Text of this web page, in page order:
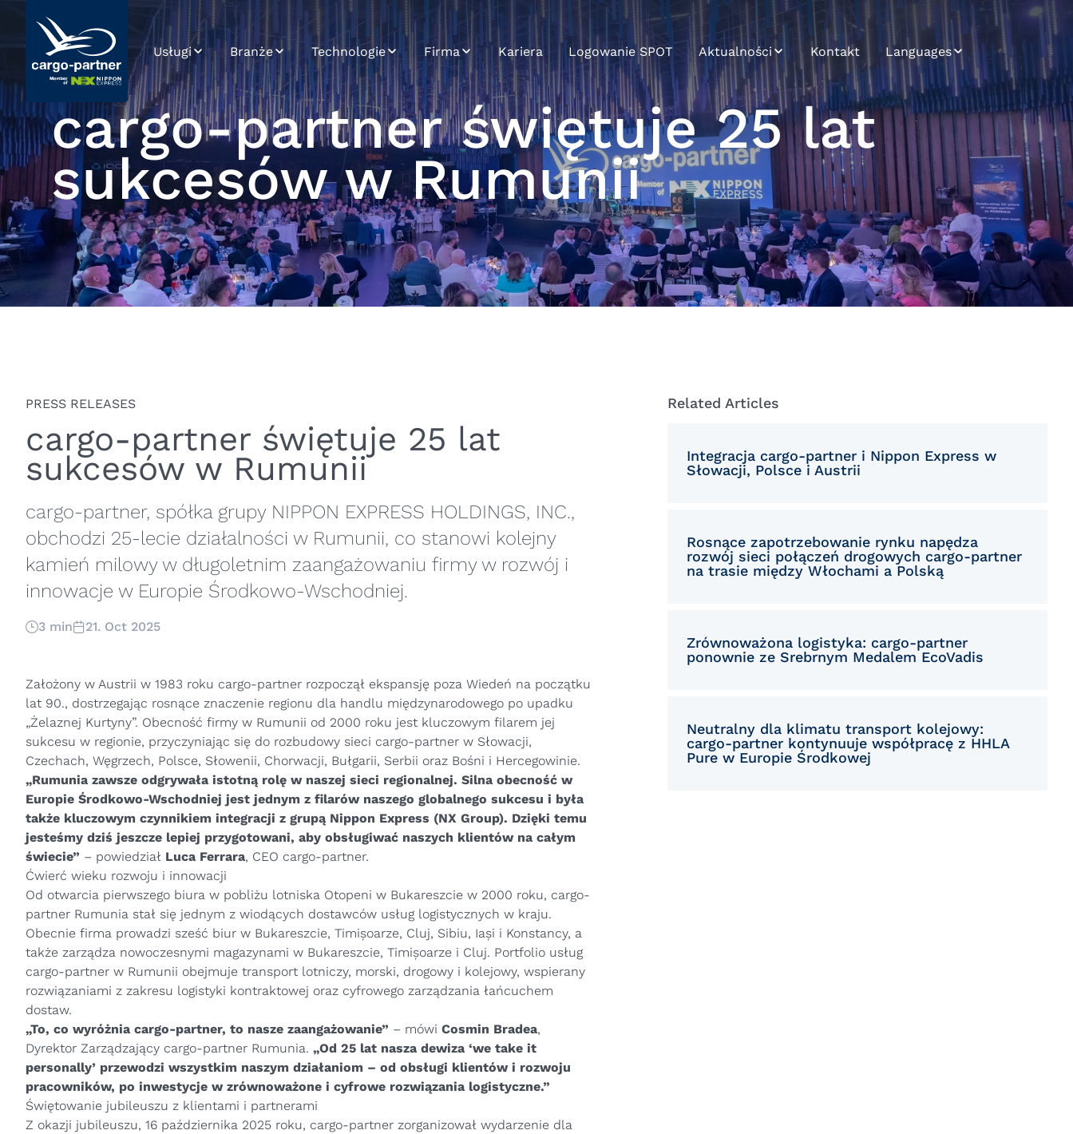
Usługi
Transport lotniczy
Transport morski
Transport drogowy
Transport kolejowy
Magazynowanie
Zarządzanie
łańcuchem dostaw
eCommerce
Branże
Automotive
Artykuły spożywcze
i łatwo psujące się
High-tech i
elektronika
Wyroby
farmaceutyczne i
medyczne
Moda i lifestyle
Technologie
SPOT
Integracja systemu
Road Carrier
Platform
Dane i analityka
Rozwój Aplikacji
Firma
Zrównoważony
rozwój
Profil
Historia
Misja, wizja i
wartości
Kariera Logowanie SPOT Aktualności
Aktualności
Trendletter
Kontakt Languages
Bosnian
Bulgarian
Croatian
Czech
English
German
Hungarian
Serbian
Slovenian
cargo-partner świętuje 25 lat
sukcesów w Rumunii
PRESS RELEASES
cargo-partner świętuje 25 lat
sukcesów w Rumunii
cargo-partner, spółka grupy NIPPON EXPRESS HOLDINGS, INC.,
obchodzi 25-lecie działalności w Rumunii, co stanowi kolejny
kamień milowy w długoletnim zaangażowaniu firmy w rozwój i
innowacje w Europie Środkowo-Wschodniej.
3 min 21. Oct 2025
Założony w Austrii w 1983 roku cargo-partner rozpoczął ekspansję poza Wiedeń na początku
lat 90., dostrzegając rosnące znaczenie regionu dla handlu międzynarodowego po upadku
„Żelaznej Kurtyny”. Obecność firmy w Rumunii od 2000 roku jest kluczowym filarem jej
sukcesu w regionie, przyczyniając się do rozbudowy sieci cargo-partner w Słowacji,
Czechach, Węgrzech, Polsce, Słowenii, Chorwacji, Bułgarii, Serbii oraz Bośni i Hercegowinie.
„Rumunia zawsze odgrywała istotną rolę w naszej sieci regionalnej. Silna obecność w
Europie Środkowo-Wschodniej jest jednym z filarów naszego globalnego sukcesu i była
także kluczowym czynnikiem integracji z grupą Nippon Express (NX Group). Dzięki temu
jesteśmy dziś jeszcze lepiej przygotowani, aby obsługiwać naszych klientów na całym
świecie” – powiedział Luca Ferrara, CEO cargo-partner.
Ćwierć wieku rozwoju i innowacji
Od otwarcia pierwszego biura w pobliżu lotniska Otopeni w Bukareszcie w 2000 roku, cargo-
partner Rumunia stał się jednym z wiodących dostawców usług logistycznych w kraju.
Obecnie firma prowadzi sześć biur w Bukareszcie, Timișoarze, Cluj, Sibiu, Iași i Konstancy, a
także zarządza nowoczesnymi magazynami w Bukareszcie, Timișoarze i Cluj. Portfolio usług
cargo-partner w Rumunii obejmuje transport lotniczy, morski, drogowy i kolejowy, wspierany
rozwiązaniami z zakresu logistyki kontraktowej oraz cyfrowego zarządzania łańcuchem
dostaw.
„To, co wyróżnia cargo-partner, to nasze zaangażowanie” – mówi Cosmin Bradea,
Dyrektor Zarządzający cargo-partner Rumunia. „Od 25 lat nasza dewiza ‘we take it
personally’ przewodzi wszystkim naszym działaniom – od obsługi klientów i rozwoju
pracowników, po inwestycje w zrównoważone i cyfrowe rozwiązania logistyczne.”
Świętowanie jubileuszu z klientami i partnerami
Z okazji jubileuszu, 16 października 2025 roku, cargo-partner zorganizował wydarzenie dla
Related Articles
Integracja cargo-partner i Nippon Express w
Słowacji, Polsce i Austrii
Rosnące zapotrzebowanie rynku napędza
rozwój sieci połączeń drogowych cargo-partner
na trasie między Włochami a Polską
Zrównoważona logistyka: cargo-partner
ponownie ze Srebrnym Medalem EcoVadis
Neutralny dla klimatu transport kolejowy:
cargo-partner kontynuuje współpracę z HHLA
Pure w Europie Środkowej